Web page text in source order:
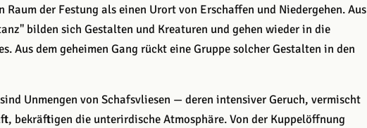
der Festung als einen Urort von Erschaffen und Niedergehen. Aus
bilden sich Gestalten und Kreaturen und gehen wieder in die
Aus dem geheimen Gang rückt eine Gruppe solcher Gestalten in den
Unmengen von Schafsvliesen — deren intensiver Geruch, vermischt
bekräftigen die unterirdische Atmosphäre. Von der Kuppelöffnung